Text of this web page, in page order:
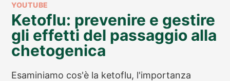
YOUTUBE
Ketoflu: prevenire e gestire
gli effetti del passaggio alla
chetogenica
Esaminiamo cos'è la ketoflu, l'importanza